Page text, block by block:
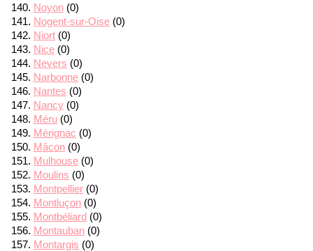
Noyon (0)
Nogent-sur-Oise (0)
Niort (0)
Nice (0)
Nevers (0)
Narbonne (0)
Nantes (0)
Nancy (0)
Méru (0)
Mérignac (0)
Mâcon (0)
Mulhouse (0)
Moulins (0)
Montpellier (0)
Montluçon (0)
Montbéliard (0)
Montauban (0)
Montargis (0)